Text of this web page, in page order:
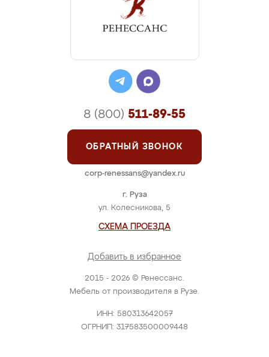
2015 - 2026 © Ренессанс.
Мебель от производителя в Рузе.
ИНН: 580313642057
ОГРНИП: 317583500009448
г. Руза
ул. Колесникова, 5
СХЕМА ПРОЕЗДА
Добавить в избранное
8 (800) 511-89-55
ОБРАТНЫЙ ЗВОНОК
corp-renessans@yandex.ru